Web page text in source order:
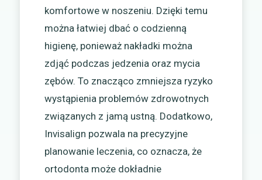
komfortowe w noszeniu. Dzięki temu
można łatwiej dbać o codzienną
higienę, ponieważ nakładki można
zdjąć podczas jedzenia oraz mycia
zębów. To znacząco zmniejsza ryzyko
wystąpienia problemów zdrowotnych
związanych z jamą ustną. Dodatkowo,
Invisalign pozwala na precyzyjne
planowanie leczenia, co oznacza, że
ortodonta może dokładnie